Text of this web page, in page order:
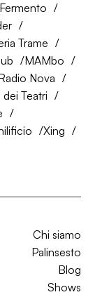
Fermento
Trame
MAMbo
Nova
Teatri
Xing
Chi siamo
Palinsesto
Blog
Shows